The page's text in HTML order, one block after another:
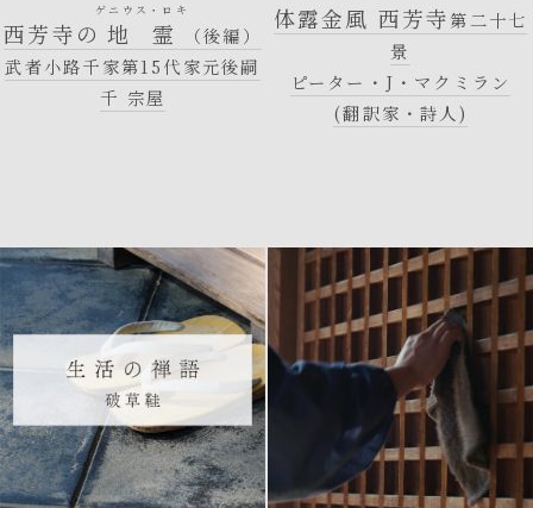
西芳寺の 地霊
ゲニウス・ロキ
（後編）
武者小路千家第15代家元後嗣
千 宗屋
体露金風 西芳寺第二十七
景
ピーター・J・マクミラン
(翻訳家・詩人)